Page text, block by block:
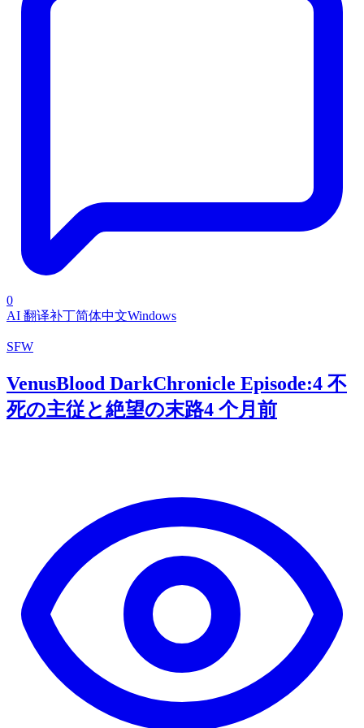
0
AI 翻译补丁简体中文Windows
SFW
VenusBlood DarkChronicle Episode:4 不
死の主従と絶望の末路4 个月前